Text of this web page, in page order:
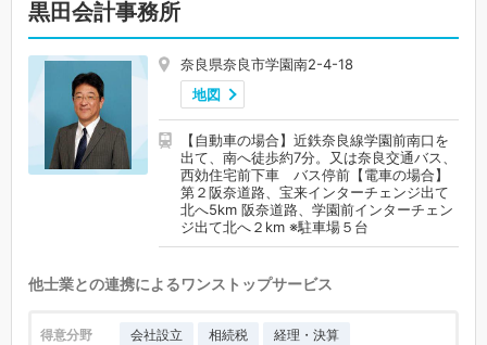
黒田会計事務所
奈良県奈良市学園南2-4-18
地図
【自動車の場合】近鉄奈良線学園前南口を
出て、南へ徒歩約7分。又は奈良交通バス、
西効住宅前下車 バス停前【電車の場合】
第２阪奈道路、宝来インターチェンジ出て
北へ5km 阪奈道路、学園前インターチェン
ジ出て北へ２km ※駐車場５台
他士業との連携によるワンストップサービス
得意分野 会社設立 相続税 経理・決算